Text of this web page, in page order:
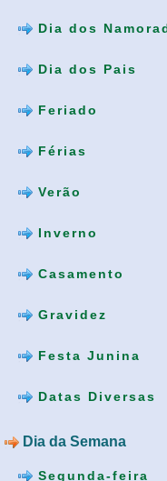
Dia dos
Dia dos Pais
Feriado
Férias
Verão
Inverno
Casamento
Gravidez
Festa Junina
Datas Diversas
Dia da Semana
Segunda-feira